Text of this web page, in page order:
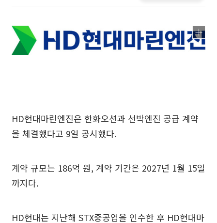
HD현대마린엔진은 한화오션과 선박엔진 공급 계약
을 체결했다고 9일 공시했다.
계약 규모는 186억 원, 계약 기간은 2027년 1월 15일
까지다.
HD현대는 지난해 STX중공업을 인수한 후 HD현대마